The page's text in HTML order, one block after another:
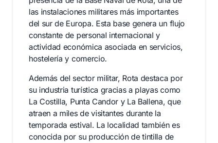
las instalaciones militares más importantes
del sur de Europa. Esta base genera un flujo
constante de personal internacional y
actividad económica asociada en servicios,
hostelería y comercio.
Además del sector militar, Rota destaca por
su industria turística gracias a playas como
La Costilla, Punta Candor y La Ballena, que
atraen a miles de visitantes durante la
temporada estival. La localidad también es
conocida por su producción de tintilla de